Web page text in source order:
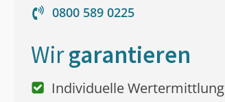
0800 589 0225
Wirgarantieren
Individuelle Wertermittlung